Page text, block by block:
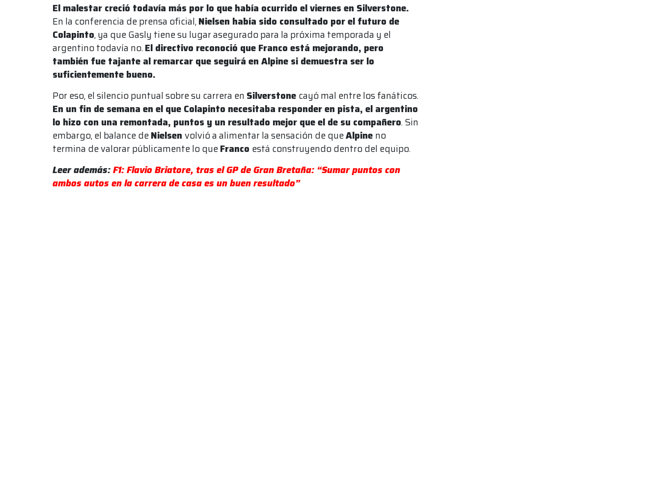
El malestar creció todavía más por lo que había ocurrido el viernes en Silverstone.
En la conferencia de prensa oficial,Nielsen había sido consultado por el futuro de
Colapinto, ya que Gasly tiene su lugar asegurado para la próxima temporada y el
argentino todavía no.El directivo reconoció que Franco está mejorando, pero
también fue tajante al remarcar que seguirá en Alpine si demuestra ser lo
suficientemente bueno.
Por eso, el silencio puntual sobre su carrera en Silverstone cayó mal entre los fanáticos.
En un fin de semana en el que Colapinto necesitaba responder en pista, el argentino
lo hizo con una remontada, puntos y un resultado mejor que el de su compañero. Sin
embargo, el balance deNielsen volvió a alimentar la sensación de queAlpine no
termina de valorar públicamente lo queFranco está construyendo dentro del equipo.
Leer además:F1: Flavio Briatore, tras el GP de Gran Bretaña: “Sumar puntos con
ambos autos en la carrera de casa es un buen resultado”